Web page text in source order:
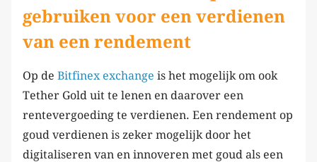
gebruiken voor een verdienen
van een rendement
Op de Bitfinex exchange is het mogelijk om ook
Tether Gold uit te lenen en daarover een
rentevergoeding te verdienen. Een rendement op
goud verdienen is zeker mogelijk door het
digitaliseren van en innoveren met goud als een